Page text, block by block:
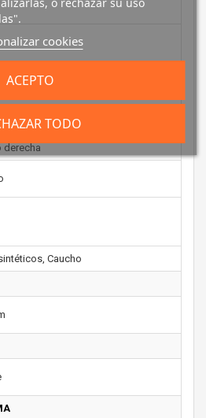
derecha
Caucho
cookies
TODO
ACEPTO